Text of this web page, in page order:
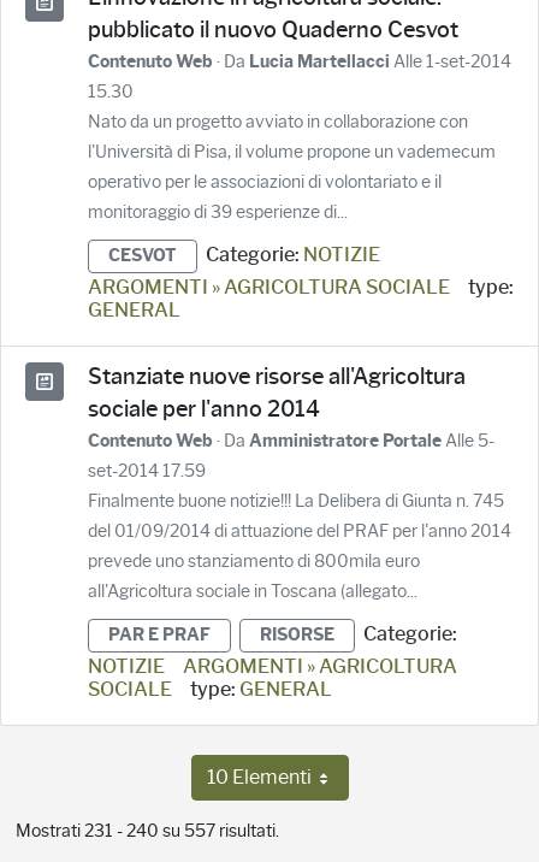
pubblicato il nuovo Quaderno Cesvot
Contenuto Web · Da Lucia Martellacci Alle 1-set-2014
15.30
Nato da un progetto avviato in collaborazione con
l'Università di Pisa, il volume propone un vademecum
operativo per le associazioni di volontariato e il
monitoraggio di 39 esperienze di...
CESVOT Categorie: NOTIZIE
ARGOMENTI » AGRICOLTURA SOCIALE
type:
GENERAL
Stanziate nuove risorse all'Agricoltura
sociale per l'anno 2014
Contenuto Web · Da Amministratore PortaleAlle 5-
set-2014 17.59
Finalmente buone notizie!!! La Delibera di Giunta n. 745
del 01/09/2014 di attuazione del PRAF per l'anno 2014
prevede uno stanziamento di 800mila euro
all'Agricoltura sociale in Toscana (allegato...
PAR E PRAF RISORSE
Categorie:
NOTIZIE
ARGOMENTI » AGRICOLTURA
SOCIALE
type: GENERAL
10 ElementiPer pagina
Mostrati 231 - 240 su 557 risultati.